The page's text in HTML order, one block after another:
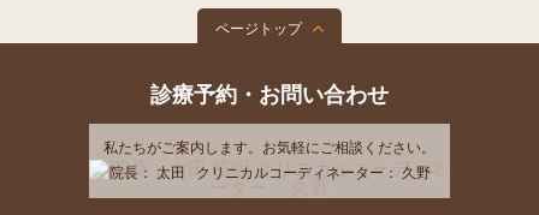
ページトップ
診療予約・お問い合わせ
私たちがご案内します。お気軽にご相談ください。
院長： 太田 クリニカルコーディネーター： 久野